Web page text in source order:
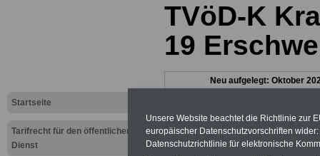
Startseite
Tarifrecht für den öffentlichen
Dienst
TVöD-K
19
Neu aufgelegt: Oktober
Unsere Website beachtet die Richtlinie zur
europäischer Datenschutzvorschriften
Datenschutzrichtlinie für elektronische